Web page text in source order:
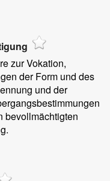
zur Vokation,
der Form und des
und der
bevollmächtigten